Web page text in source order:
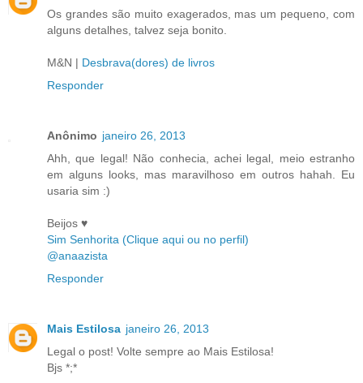
Os grandes são muito exagerados, mas um pequeno, com
alguns detalhes, talvez seja bonito.
M&N | Desbrava(dores) de livros
Responder
Anônimo janeiro 26, 2013
Ahh, que legal! Não conhecia, achei legal, meio estranho
em alguns looks, mas maravilhoso em outros hahah. Eu
usaria sim :)
Beijos ♥
Sim Senhorita (Clique aqui ou no perfil)
@anaazista
Responder
Mais Estilosa janeiro 26, 2013
Legal o post! Volte sempre ao Mais Estilosa!
Bjs *;*